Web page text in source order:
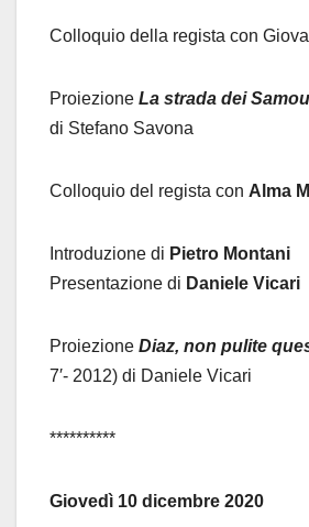
Colloquio della regista con
Proiezione La strada dei
di Stefano Savona
Colloquio del regista con Alma
Introduzione di Pietro Montani
Presentazione di Daniele Vicari
Proiezione Diaz, non pulite
7′- 2012) di Daniele Vicari
**********
Giovedì 10 dicembre 2020